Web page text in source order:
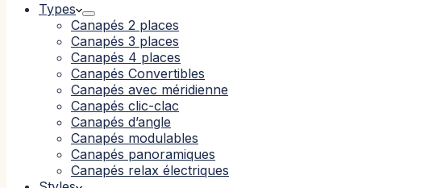
Types
Canapés 2 places
Canapés 3 places
Canapés 4 places
Canapés Convertibles
Canapés avec méridienne
Canapés clic-clac
Canapés d’angle
Canapés modulables
Canapés panoramiques
Canapés relax électriques